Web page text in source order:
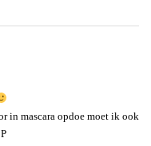
in mascara opdoe moet ik ook